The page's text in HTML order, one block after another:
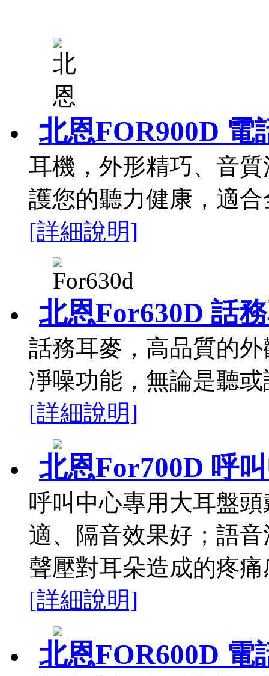
北恩FOR900D 電
耳機，外形精巧、音
護您的聽力健康，適
[詳細說明]
北恩For630D 話
話務耳麥，高品質的
凈噪功能，無論是聽
[詳細說明]
北恩For700D 呼
呼叫中心專用大耳盤
適、隔音效果好；語
聲壓對耳朵造成的疼痛
[詳細說明]
北恩FOR600D 電